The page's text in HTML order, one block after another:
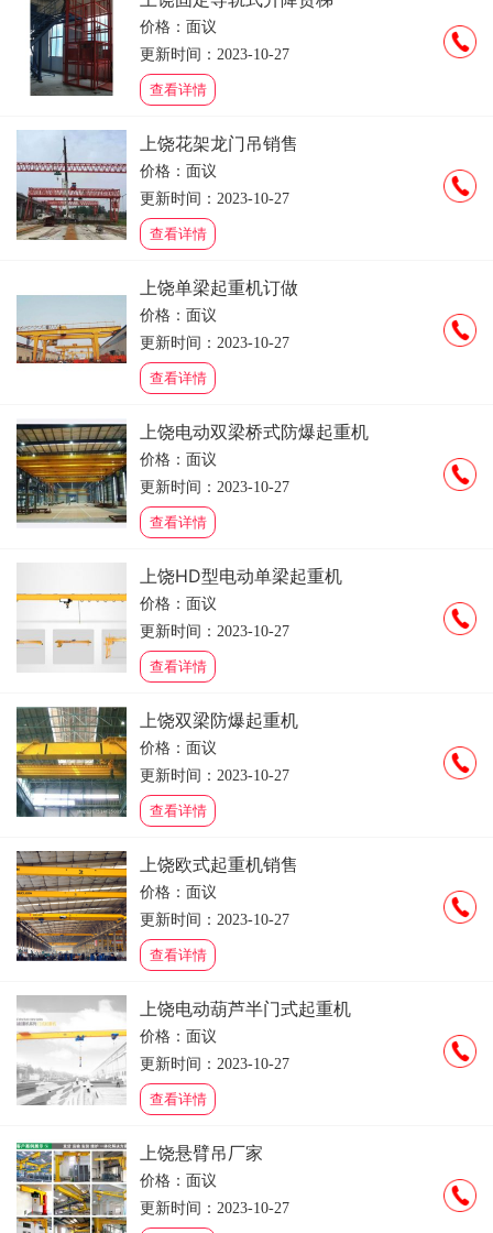
价格：面议
更新时间：2023-10-27
查看详情
上饶花架龙门吊销售
价格：面议
更新时间：2023-10-27
查看详情
上饶单梁起重机订做
价格：面议
更新时间：2023-10-27
查看详情
上饶电动双梁桥式防爆起重机
价格：面议
更新时间：2023-10-27
查看详情
上饶HD型电动单梁起重机
价格：面议
更新时间：2023-10-27
查看详情
上饶双梁防爆起重机
价格：面议
更新时间：2023-10-27
查看详情
上饶欧式起重机销售
价格：面议
更新时间：2023-10-27
查看详情
上饶电动葫芦半门式起重机
价格：面议
更新时间：2023-10-27
查看详情
上饶悬臂吊厂家
价格：面议
更新时间：2023-10-27